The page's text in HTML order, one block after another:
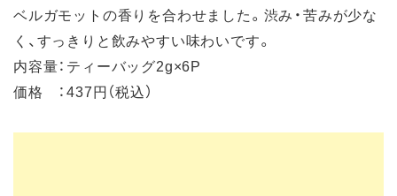
ベルガモットの香りを合わせました。渋み・苦みが少な
く、すっきりと飲みやすい味わいです。
内容量：ティーバッグ2g×6P
価格 ：437円（税込）